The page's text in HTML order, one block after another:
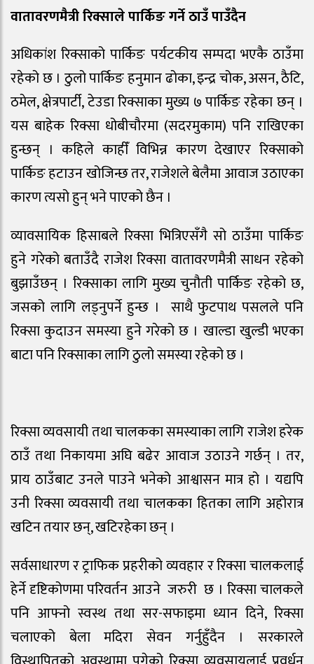
वातावरणमैत्री रिक्साले पार्किङ गर्ने ठाउँ पाउँदैन
अधिकांश रिक्साको पार्किङ पर्यटकीय सम्पदा भएकै ठाउँमा
रहेको छ । ठुलो पार्किङ हनुमान ढोका, इन्द्र चोक, असन, ठैटि,
ठमेल, क्षेत्रपार्टी, टेउडा रिक्साका मुख्य ७ पार्किङ रहेका छन् ।
यस बाहेक रिक्सा धोबीचौरमा (सदरमुकाम) पनि राखिएका
हुन्छन् । कहिले काहीँ विभिन्न कारण देखाएर रिक्साको
पार्किङ हटाउन खोजिन्छ तर, राजेशले बेलैमा आवाज उठाएका
कारण त्यसो हुन् भने पाएको छैन ।
व्यावसायिक हिसाबले रिक्सा भित्रिएसँगै सो ठाउँमा पार्किङ
हुने गरेको बताउँदै राजेश रिक्सा वातावरणमैत्री साधन रहेको
बुझाउँछन् । रिक्साका लागि मुख्य चुनौती पार्किङ रहेको छ,
जसको लागि लड्नुपर्ने हुन्छ । साथै फुटपाथ पसलले पनि
रिक्सा कुदाउन समस्या हुने गरेको छ । खाल्डा खुल्डी भएका
बाटा पनि रिक्साका लागि ठुलो समस्या रहेको छ ।
रिक्सा व्यवसायी तथा चालकका समस्याका लागि राजेश हरेक
ठाउँ तथा निकायमा अघि बढेर आवाज उठाउने गर्छन् । तर,
प्राय ठाउँबाट उनले पाउने भनेको आश्वासन मात्र हो । यद्यपि
उनी रिक्सा व्यवसायी तथा चालकका हितका लागि अहोरात्र
खटिन तयार छन्, खटिरहेका छन् ।
सर्वसाधारण र ट्राफिक प्रहरीको व्यवहार र रिक्सा चालकलाई
हेर्ने दृष्टिकोणमा परिवर्तन आउने जरुरी छ । रिक्सा चालकले
पनि आफ्नो स्वस्थ तथा सर-सफाइमा ध्यान दिने, रिक्सा
चलाएको बेला मदिरा सेवन गर्नुहुँदैन । सरकारले